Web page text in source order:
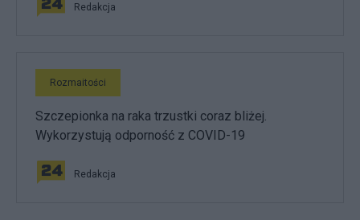
Redakcja
Rozmaitości
Szczepionka na raka trzustki coraz bliżej.
Wykorzystują odporność z COVID-19
Redakcja